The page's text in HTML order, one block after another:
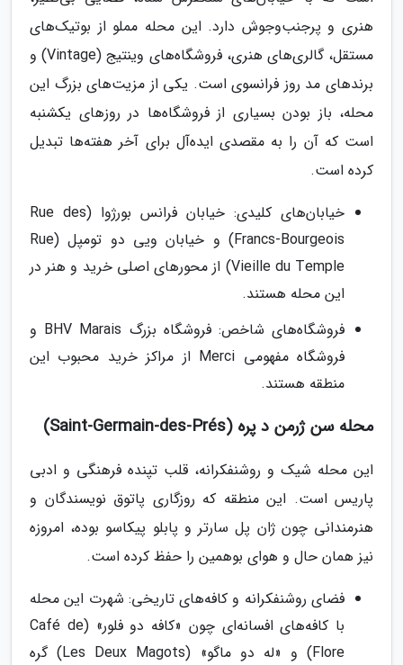
هنری و پرجنب‌وجوش دارد. این محله مملو از بوتیک‌های
مستقل، گالری‌های هنری، فروشگاه‌های وینتیج (Vintage) و
برندهای مد روز فرانسوی است. یکی از مزیت‌های بزرگ این
محله، باز بودن بسیاری از فروشگاه‌ها در روزهای یکشنبه
است که آن را به مقصدی ایده‌آل برای آخر هفته‌ها تبدیل
کرده است.
خیابان‌های کلیدی: خیابان فرانس بورژوا (Rue des
Francs-Bourgeois) و خیابان ویی دو تومپل (Rue
Vieille du Temple) از محورهای اصلی خرید و هنر در
این محله هستند.
فروشگاه‌های شاخص: فروشگاه بزرگ BHV Marais و
فروشگاه مفهومی Merci از مراکز خرید محبوب این
منطقه هستند.
محله سن ژرمن د پره (Saint-Germain-des-Prés)
این محله شیک و روشنفکرانه، قلب تپنده فرهنگی و ادبی
پاریس است. این منطقه که روزگاری پاتوق نویسندگان و
هنرمندانی چون ژان پل سارتر و پابلو پیکاسو بوده، امروزه
نیز همان حال و هوای بوهمین را حفظ کرده است.
فضای روشنفکرانه و کافه‌های تاریخی: شهرت این محله
با کافه‌های افسانه‌ای چون «کافه دو فلور» (Café de
Flore) و «له دو ماگو» (Les Deux Magots) گره